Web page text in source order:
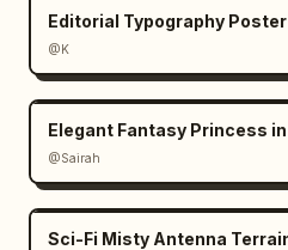
Editorial Typography
@K
Elegant Fantasy Princess in
@Sairah
Sci-Fi Misty Antenna